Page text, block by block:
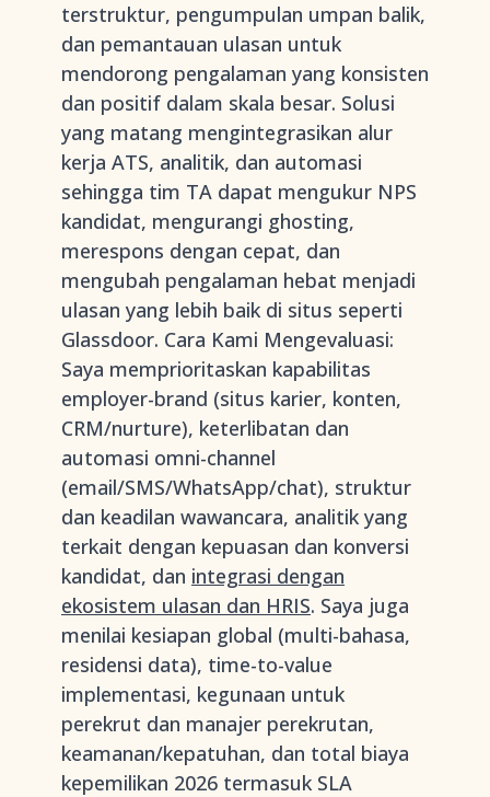
terstruktur, pengumpulan umpan balik,
dan pemantauan ulasan untuk
mendorong pengalaman yang konsisten
dan positif dalam skala besar. Solusi
yang matang mengintegrasikan alur
kerja ATS, analitik, dan automasi
sehingga tim TA dapat mengukur NPS
kandidat, mengurangi ghosting,
merespons dengan cepat, dan
mengubah pengalaman hebat menjadi
ulasan yang lebih baik di situs seperti
Glassdoor. Cara Kami Mengevaluasi:
Saya memprioritaskan kapabilitas
employer-brand (situs karier, konten,
CRM/nurture), keterlibatan dan
automasi omni-channel
(email/SMS/WhatsApp/chat), struktur
dan keadilan wawancara, analitik yang
terkait dengan kepuasan dan konversi
kandidat, dan integrasi dengan
ekosistem ulasan dan HRIS. Saya juga
menilai kesiapan global (multi-bahasa,
residensi data), time-to-value
implementasi, kegunaan untuk
perekrut dan manajer perekrutan,
keamanan/kepatuhan, dan total biaya
kepemilikan 2026 termasuk SLA